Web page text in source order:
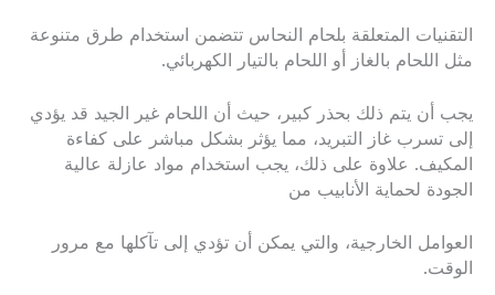
التقنيات المتعلقة بلحام النحاس تتضمن استخدام طرق متنوعة
مثل اللحام بالغاز أو اللحام بالتيار الكهربائي.
يجب أن يتم ذلك بحذر كبير، حيث أن اللحام غير الجيد قد يؤدي
إلى تسرب غاز التبريد، مما يؤثر بشكل مباشر على كفاءة
المكيف. علاوة على ذلك، يجب استخدام مواد عازلة عالية
الجودة لحماية الأنابيب من
العوامل الخارجية، والتي يمكن أن تؤدي إلى تآكلها مع مرور
الوقت.